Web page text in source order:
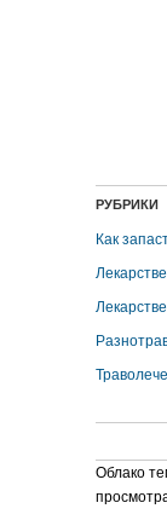
РУБРИКИ
Как
Облако